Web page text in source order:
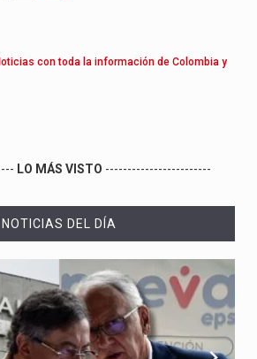
con toda la información de Colombia y
LO MÁS VISTO ------------------------
NOTICIAS DEL DÍA